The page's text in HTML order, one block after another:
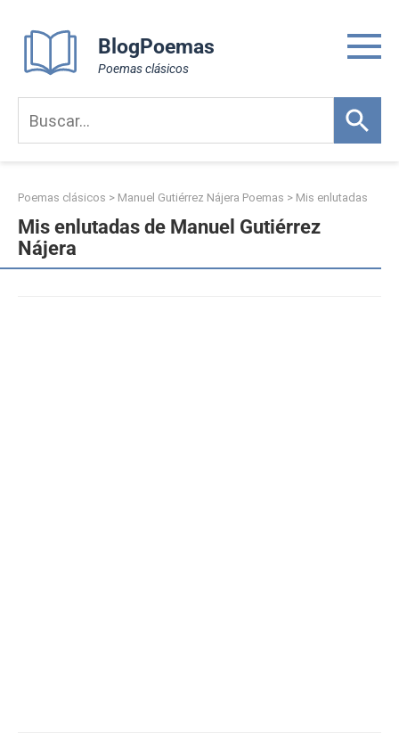
content
BlogPoemas
Poemas clásicos
Poemas clásicos > Manuel Gutiérrez Nájera Poemas > Mis enlutadas
Mis enlutadas de Manuel Gutiérrez
Nájera